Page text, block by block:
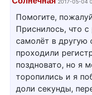
2017-05-04
Помогите,
Приснилось, что
самолёт в другую
проходили
поздновато, но я
торопились и я
доли секунды,